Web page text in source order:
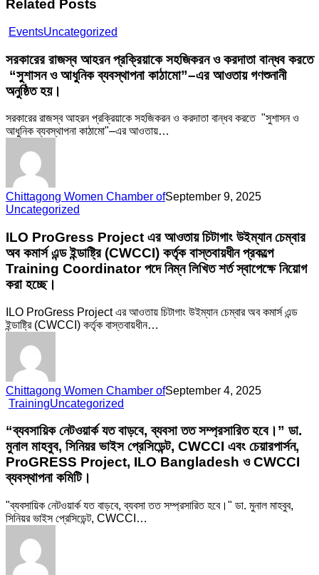
Related Posts
EventsUncategorized
আহরন
প্রক্রিয়াকে
সহজিকরন
বান্ধব
করতে
কাঠামো”–
গণশুনানী
অনুষ্ঠিত
হয়।
সরকারের রাজস্ব আহরন প্রক্রিয়াকে সহজিকরন ও করদাতা বান্ধব করতে
“সুশাসন ও আধুনিক ব্যবস্থাপনা কাঠামো”–এর আওতায় গণশুনানী
অনুষ্ঠিত হয়।
সরকারের রাজস্ব আহরন প্রক্রিয়াকে সহজিকরন ও করদাতা বান্ধব করতে "সুশাসন ও
আধুনিক ব্যবস্থাপনা কাঠামো"–এর আওতায়…
Chittagong Women Chamber ofSeptember 9, 2025
Uncategorized
Project
এর
আওতায়
চিটাগাং
অব
কমার্স
বাস্তবায়ধীন
প্রকল্পে
Coordinator
পদে
নিম্ন
লিখিত
শর্ত
নিয়োগ
করা
ILO ProGress Project এর আওতায় চিটাগাং উইম্যান চেম্বার
অব কমার্স এন্ড ইন্ডাষ্ট্রি (CWCCI) কর্তৃক বাস্তবায়ধীন প্রকল্পে
Training Coordinator পদে নিম্ন লিখিত শর্ত স্বাপেক্ষে নিয়োগ
করা হচ্ছে।
ILO ProGress Project এর আওতায় চিটাগাং উইম্যান চেম্বার অব কমার্স এন্ড
ইন্ডাষ্ট্রি (CWCCI) কর্তৃক বাস্তবায়ধীন…
Chittagong Women Chamber ofSeptember 4, 2025
TrainingUncategorized
যত
বাড়বে,
ব্যবসা
তত
ডা.
মুনাল
“ব্যবসায়িক নেটওয়ার্ক যত বাড়বে, ব্যবসা তত সম্প্রসারিত হবে।” ডা.
মুনাল মাহবুব, সিনিয়র ভাইস প্রেসিডেন্ট, CWCCI এবং চেয়ারপার্সন,
ProGRESS Project, ILO Bangladesh ও CWCCI
ব্যবস্থাপনা কমিটি।
"ব্যবসায়িক নেটওয়ার্ক যত বাড়বে, ব্যবসা তত সম্প্রসারিত হবে।" ডা. মুনাল মাহবুব,
সিনিয়র ভাইস প্রেসিডেন্ট, CWCCI…